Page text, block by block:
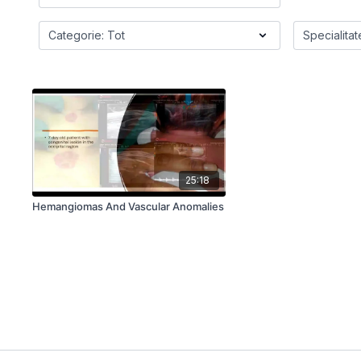
25:18
Hemangiomas And Vascular Anomalies